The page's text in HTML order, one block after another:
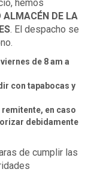
hemos
ALMACÉN DE LA
. El despacho se
de 8 am a
con tapabocas y
en caso
debidamente
de cumplir las